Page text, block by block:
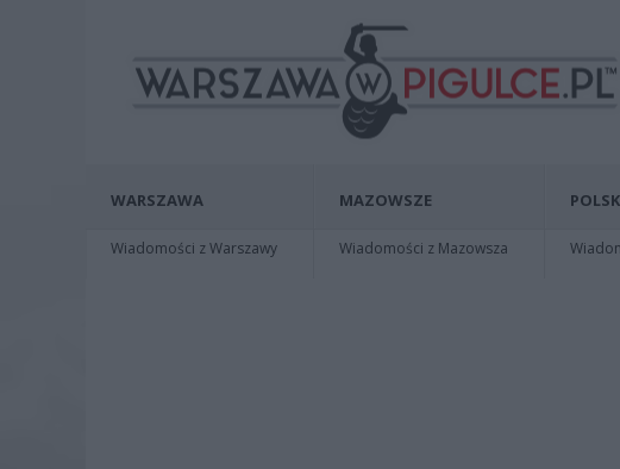
WARSZAWA
Wiadomości z Warszawy
MAZOWSZE
Wiadomości z Mazowsza